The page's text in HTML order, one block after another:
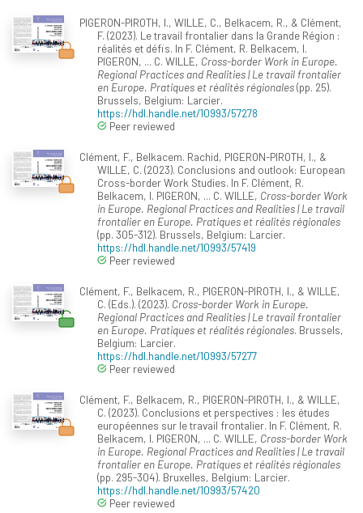
PIGERON-PIROTH, I., WILLE, C., Belkacem, R., & Clément,
F. (2023). Le travail frontalier dans la Grande Région :
réalités et défis. In F. Clément, R. Belkacem, I.
PIGERON, ... C. WILLE, Cross-border Work in Europe.
Regional Practices and Realities | Le travail frontalier
en Europe. Pratiques et réalités régionales(pp. 25).
Brussels, Belgium: Larcier.
https://hdl.handle.net/10993/57278
Peer reviewed
Clément, F., Belkacem. Rachid, PIGERON-PIROTH, I., &
WILLE, C. (2023). Conclusions and outlook: European
Cross-border Work Studies. In F. Clément, R.
Belkacem, I. PIGERON, ... C. WILLE, Cross-border Work
in Europe. Regional Practices and Realities | Le travail
frontalier en Europe. Pratiques et réalités régionales
(pp. 305-312). Brussels, Belgium: Larcier.
https://hdl.handle.net/10993/57419
Peer reviewed
Clément, F., Belkacem, R., PIGERON-PIROTH, I., & WILLE,
C. (Eds.). (2023). Cross-border Work in Europe.
Regional Practices and Realities | Le travail frontalier
en Europe. Pratiques et réalités régionales. Brussels,
Belgium: Larcier.
https://hdl.handle.net/10993/57277
Peer reviewed
Clément, F., Belkacem, R., PIGERON-PIROTH, I., & WILLE,
C. (2023). Conclusions et perspectives : les études
européennes sur le travail frontalier. In F. Clément, R.
Belkacem, I. PIGERON, ... C. WILLE, Cross-border Work
in Europe. Regional Practices and Realities | Le travail
frontalier en Europe. Pratiques et réalités régionales
(pp. 295-304). Bruxelles, Belgium: Larcier.
https://hdl.handle.net/10993/57420
Peer reviewed